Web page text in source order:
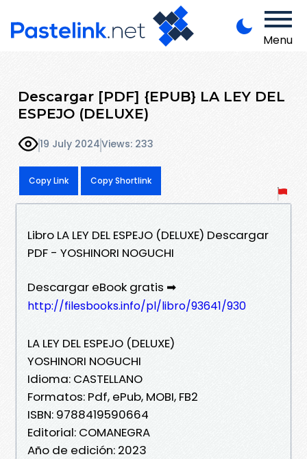
Menu
Descargar [PDF] {EPUB} LA LEY DEL
ESPEJO (DELUXE)
19 July 2024Views: 233
Copy Link Copy Shortlink
Libro LA LEY DEL ESPEJO (DELUXE) Descargar
PDF - YOSHINORI NOGUCHI
Descargar eBook gratis ➡
http://filesbooks.info/pl/libro/93641/930
LA LEY DEL ESPEJO (DELUXE)
YOSHINORI NOGUCHI
Idioma: CASTELLANO
Formatos: Pdf, ePub, MOBI, FB2
ISBN: 9788419590664
Editorial: COMANEGRA
Año de edición: 2023